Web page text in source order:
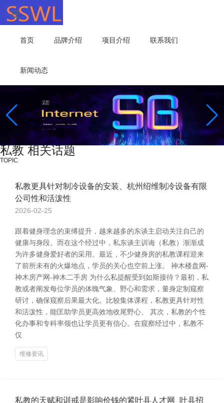
首页 品牌介绍 项目介绍 联系我们
新闻动态
私教 相关话题
TOPIC
私教更具针对制冷设备的安装、杭州绍维制冷设备有限
公司性和活泼性
2026-02-25
跟着健身理念的束缚提升，越来越多的东谈主启动关注自己的
健康与身段。而在这个经过中，私东谈主训诲（私教）渐渐成
为许多健身爱好者的采用。最近，不少健身房的私教课程迎来
了前所未有的火爆地点，学员的关心也空前上涨。 神木楼盘网-
神木房产网-神木二手房 为什么私提醒受到如斯接待？最初，私
教或者阐发每位学员的体魄气象、野心和需求，量身定制窥察
研讨，确保窥察后果最大化。比较集体课程，私教更具针对性
和活泼性，能匡助学员更高效地收尾野心。 其次，私教的个性
化办事和专科率领也让学员更有信心。在窥察经过中，私教不
仅
维修资讯
私教的天赋和训戒是影响价钱的紧叶县人才网_叶县招